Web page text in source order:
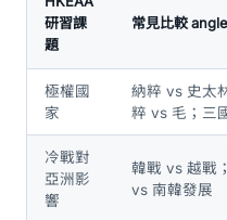
研習課
題
常見比較 angle
極權國
家
納粹 vs 史太
粹 vs 毛；三
冷戰對
亞洲影
響
韓戰 vs 越戰
vs 南韓發展